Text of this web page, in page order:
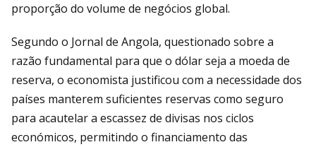
proporção do volume de negócios global.
Segundo o Jornal de Angola, questionado sobre a
razão fundamental para que o dólar seja a moeda de
reserva, o economista justificou com a necessidade dos
países manterem suficientes reservas como seguro
para acautelar a escassez de divisas nos ciclos
económicos, permitindo o financiamento das